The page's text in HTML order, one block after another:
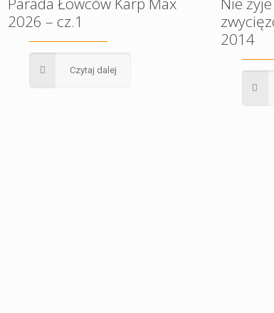
2026 – cz.1
Czytaj dalej
2014